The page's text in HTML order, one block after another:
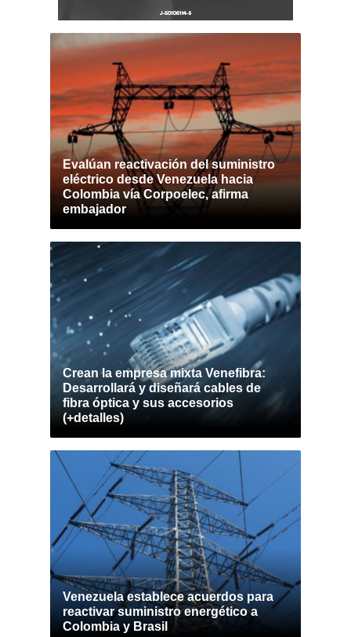
Evalúan reactivación del suministro
eléctrico desde Venezuela hacia
Colombia vía Corpoelec, afirma
embajador
Crean la empresa mixta Venefibra:
Desarrollará y diseñará cables de
fibra óptica y sus accesorios
(+detalles)
Venezuela establece acuerdos para
reactivar suministro energético a
Colombia y Brasil